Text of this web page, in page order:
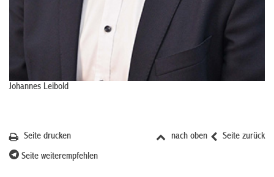
Johannes Leibold
Seite zurück
nach oben
Seite drucken
Seite weiterempfehlen